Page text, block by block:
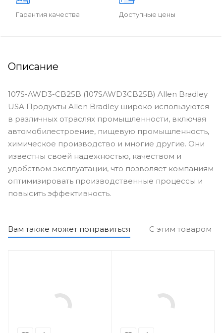
Гарантия качества Доступные цены
Описание
107S-AWD3-CB25B (107SAWD3CB25B) Allen Bradley
USA Продукты Allen Bradley широко используются
в различных отраслях промышленности, включая
автомобилестроение, пищевую промышленность,
химическое производство и многие другие. Они
известны своей надежностью, качеством и
удобством эксплуатации, что позволяет компаниям
оптимизировать производственные процессы и
повысить эффективность.
Вам также может понравиться С этим товаром